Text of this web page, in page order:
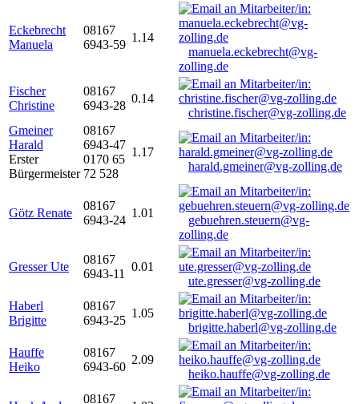
Eckebrecht
Manuela
08167
6943-59
1.14
manuela.eckebrecht@vg-
zolling.de
Fischer
Christine
08167
6943-28
0.14
christine.fischer@vg-zolling.de
Gmeiner
Harald
Erster
Bürgermeister
08167
6943-47
0170 65
72 528
1.17
harald.gmeiner@vg-zolling.de
Götz Renate
08167
6943-24
1.01
gebuehren.steuern@vg-
zolling.de
Gresser Ute
08167
6943-11
0.01
ute.gresser@vg-zolling.de
Haberl
Brigitte
08167
6943-25
1.05
brigitte.haberl@vg-zolling.de
Hauffe
Heiko
08167
6943-60
2.09
heiko.hauffe@vg-zolling.de
08167